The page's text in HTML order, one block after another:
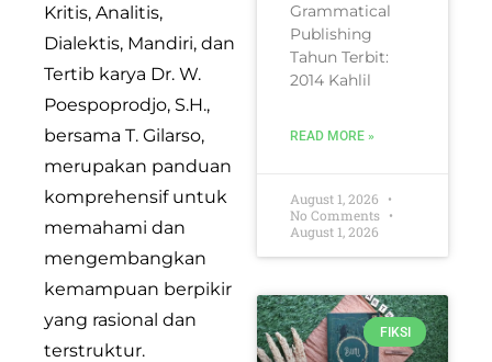
Kritis, Analitis,
Dialektis, Mandiri, dan
Tertib karya Dr. W.
Poespoprodjo, S.H.,
bersama T. Gilarso,
merupakan panduan
komprehensif untuk
memahami dan
mengembangkan
kemampuan berpikir
yang rasional dan
terstruktur.
Grammatical
Publishing
Tahun Terbit:
2014 Kahlil
READ MORE »
August 1, 2026
No Comments
August 1, 2026
FIKSI